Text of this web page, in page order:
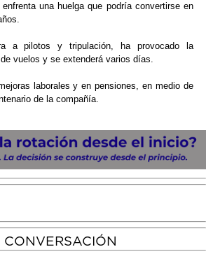
una huelga que podría convertirse en
a pilotos y tripulación, ha provocado la
vuelos y se extenderá varios días.
laborales y en pensiones, en medio de
de la compañía.
CONVERSACIÓN